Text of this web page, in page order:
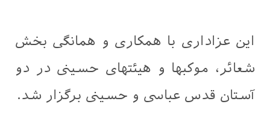
این عزاداری با همکاری و همانگی بخش
شعائر، موکبها و هیئتهای حسینی در دو
آستان قدس عباسی و حسینی برگزار شد.